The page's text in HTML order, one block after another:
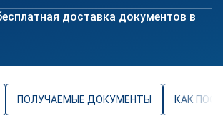
доставка документов в
ПОЛУЧАЕМЫЕ ДОКУМЕНТЫ КАК